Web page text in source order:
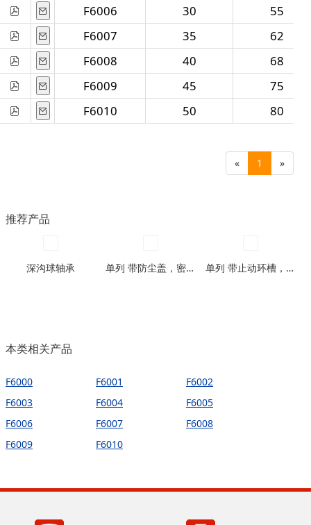
F6006
30
55
F6007
35
62
F6008
40
68
F6009
45
75
F6010
50 80
« 1 »
推荐产品
深沟球轴承 单列 带防尘盖，密封圈型 单列 带止动环槽，带止动环槽及防尘盖型
本类相关产品
F6000 F6001
F6002
F6003
F6004
F6005
F6006
F6007
F6008
F6009
F6010